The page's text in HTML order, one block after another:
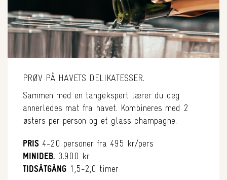
PRØV PÅ HAVETS DELIKATESSER.
Sammen med en tangekspert lærer du deg
annerledes mat fra havet. Kombineres med 2
østers per person og et glass champagne.
PRIS 4-20 personer fra 495 kr/pers
MINIDEB. 3.900 kr
TIDSÅTGÅNG 1,5-2,0 timer